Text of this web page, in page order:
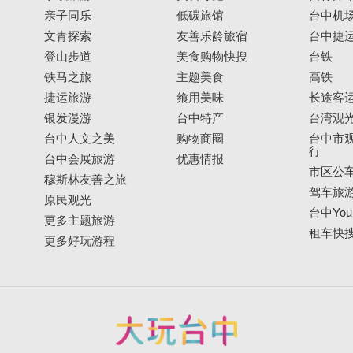
亲子同乐
文青探索
登山步道
铁马之旅
捷运旅游
银发漫游
台中人文之美
台中会展旅游
穆斯林友善之旅
原民观光
更多主题旅游
更多好玩游程
低碳旅馆
友善乐龄旅宿
美食购物快搜
主题美食
飨用美味
台中特产
购物商圈
优惠情报
台中机
台中捷
台铁
高铁
长途客
台湾观
台中市
行
市区公
驾车旅
台中
租车快